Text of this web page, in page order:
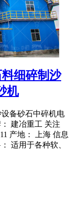
细碎制沙
机
备砂石中碎机电
建冶重工 关注
产地： 上海 信息
适用于各种软、